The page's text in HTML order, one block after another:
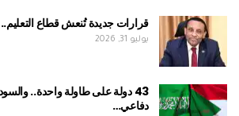
قرارات جديدة تُنعش قطاع
يوليو 31, 2026
43 دولة على طاولة واحدة..
دفاعي…